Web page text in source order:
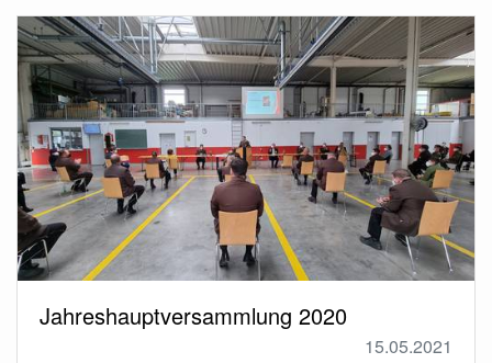
Jahreshauptversammlung 2020
15.05.2021